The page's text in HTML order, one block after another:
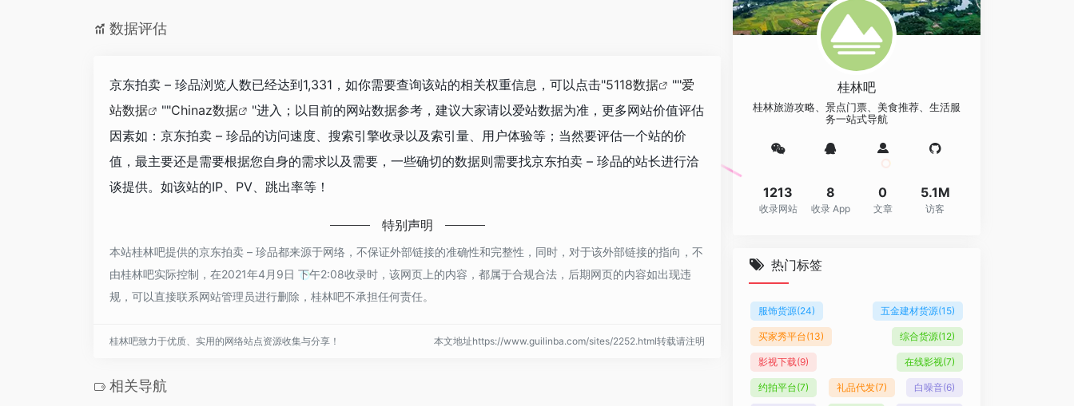
数据评估
京东拍卖 – 珍品浏览人数已经达到1,331，如你需要查询该站的相关权重信息，可以点击"5118数据 ""爱
站数据
""Chinaz数据
"进入；以目前的网站数据参考，建议大家请以爱站数据为准，更多网站价值评估
因素如：京东拍卖 – 珍品的访问速度、搜索引擎收录以及索引量、用户体验等；当然要评估一个站的价
值，最主要还是需要根据您自身的需求以及需要，一些确切的数据则需要找京东拍卖 – 珍品的站长进行洽
谈提供。如该站的IP、PV、跳出率等！
特别声明
本站桂林吧提供的京东拍卖 – 珍品都来源于网络，不保证外部链接的准确性和完整性，同时，对于该外部链接的指向，不
由桂林吧实际控制，在2021年4月9日 下午2:08收录时，该网页上的内容，都属于合规合法，后期网页的内容如出现违
规，可以直接联系网站管理员进行删除，桂林吧不承担任何责任。
桂林吧致力于优质、实用的网络站点资源收集与分享！ 本文地址https://www.guilinba.com/sites/2252.html转载请注明
相关导航
桂林吧
桂林旅游攻略、景点门票、美食推荐、生活服
务一站式导航
1213
收录网站
8
收录 App
0
文章
5.1M
访客
热门标签
服饰货源(24) 五金建材货源(15)
买家秀平台(13) 综合货源(12)
影视下载(9) 在线影视(7)
约拍平台(7) 礼品代发(7) 白噪音(6)